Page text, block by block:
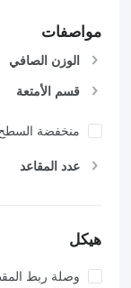
مواصفات
الوزن الصافي
قسم الأمتعة
منخفضة
عدد المقاعد
هيكل
وصلة ربط